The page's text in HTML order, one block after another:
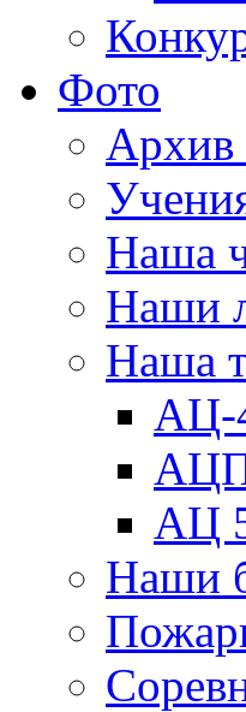
Фото
Архив
Наша
Наши
Наша
АЦ-
АЦП
АЦ
Наши